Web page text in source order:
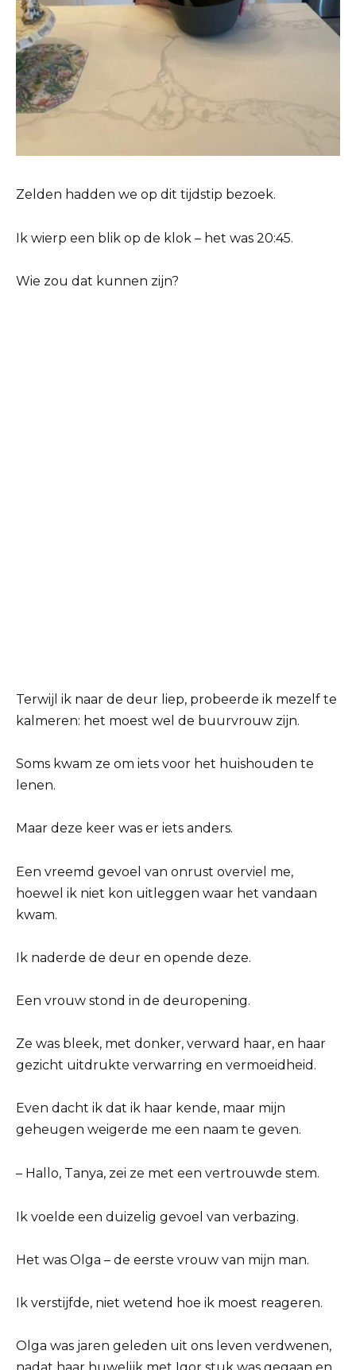
Zelden hadden we op dit tijdstip bezoek.
Ik wierp een blik op de klok – het was 20:45.
Wie zou dat kunnen zijn?
Terwijl ik naar de deur liep, probeerde ik mezelf te
kalmeren: het moest wel de buurvrouw zijn.
Soms kwam ze om iets voor het huishouden te
lenen.
Maar deze keer was er iets anders.
Een vreemd gevoel van onrust overviel me,
hoewel ik niet kon uitleggen waar het vandaan
kwam.
Ik naderde de deur en opende deze.
Een vrouw stond in de deuropening.
Ze was bleek, met donker, verward haar, en haar
gezicht uitdrukte verwarring en vermoeidheid.
Even dacht ik dat ik haar kende, maar mijn
geheugen weigerde me een naam te geven.
– Hallo, Tanya, zei ze met een vertrouwde stem.
Ik voelde een duizelig gevoel van verbazing.
Het was Olga – de eerste vrouw van mijn man.
Ik verstijfde, niet wetend hoe ik moest reageren.
Olga was jaren geleden uit ons leven verdwenen,